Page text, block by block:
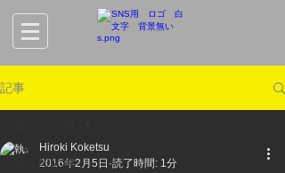
記事
全ての記事
Hiroki Koketsu
2016年2月5日 読了時間: 1分